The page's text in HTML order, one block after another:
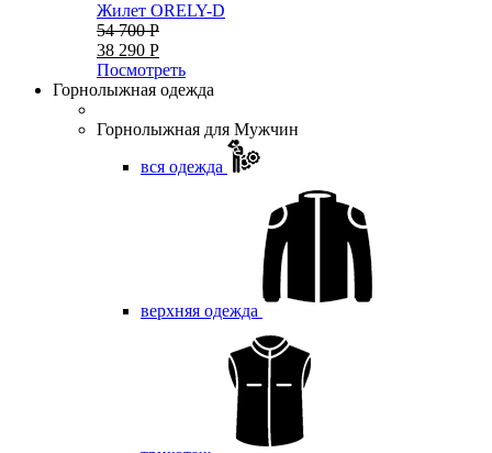
Жилет ORELY-D
54 700 Р
38 290 Р
Посмотреть
Горнолыжная одежда
Горнолыжная для Мужчин
вся одежда
верхняя одежда